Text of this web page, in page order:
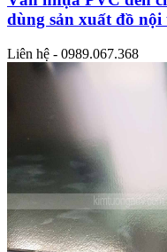
dùng sản xuất đồ nội
Liên hệ - 0989.067.368